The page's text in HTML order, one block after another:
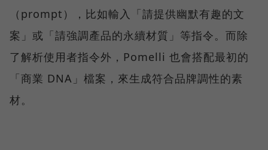
（prompt），比如輸入「請提供幽默有趣的文
案」或「請強調產品的永續材質」等指令。而除
了解析使用者指令外，Pomelli 也會搭配最初的
「商業 DNA」檔案，來生成符合品牌調性的素
材。